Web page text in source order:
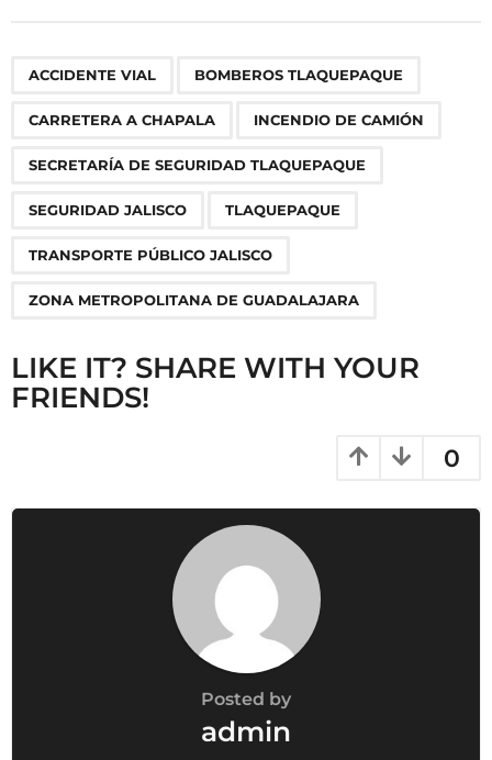
g
n
ACCIDENTE VIAL BOMBEROS TLAQUEPAQUE
CARRETERA A CHAPALA INCENDIO DE CAMIÓN
SECRETARÍA DE SEGURIDAD TLAQUEPAQUE
SEGURIDAD JALISCO TLAQUEPAQUE
TRANSPORTE PÚBLICO JALISCO
ZONA METROPOLITANA DE GUADALAJARA
LIKE IT? SHARE WITH YOUR
FRIENDS!
0
Posted by
admin